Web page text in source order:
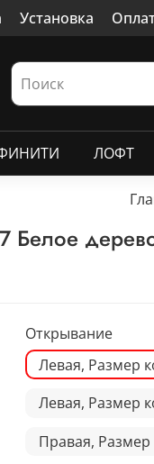
Установка
ЛОФТ
Открывание
Левая, Размер
Левая, Размер
Правая,